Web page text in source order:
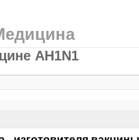
AH1N1